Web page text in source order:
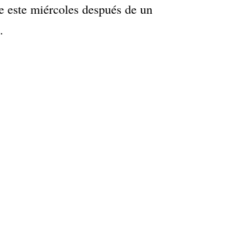
miércoles después de un